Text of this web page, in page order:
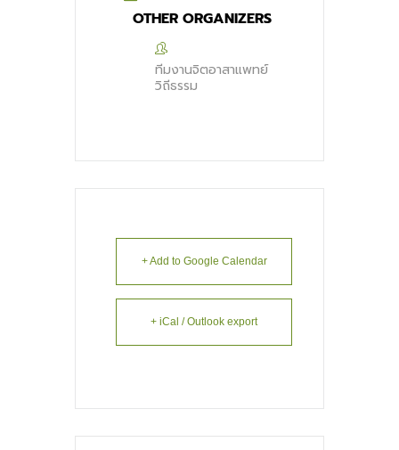
OTHER ORGANIZERS
ทีมงานจิตอาสาแพทย์
วิถีธรรม
+ Add to Google Calendar
+ iCal / Outlook export